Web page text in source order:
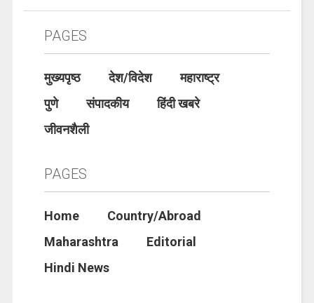
PAGES
मुख्यपृष्ठ देश/विदेश
महाराष्ट्र
पुणे
संपादकीय
हिंदी खबरे
जीवनशैली
PAGES
Home
Country/Abroad
Maharashtra
Editorial
Hindi News